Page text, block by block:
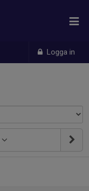
Logga in